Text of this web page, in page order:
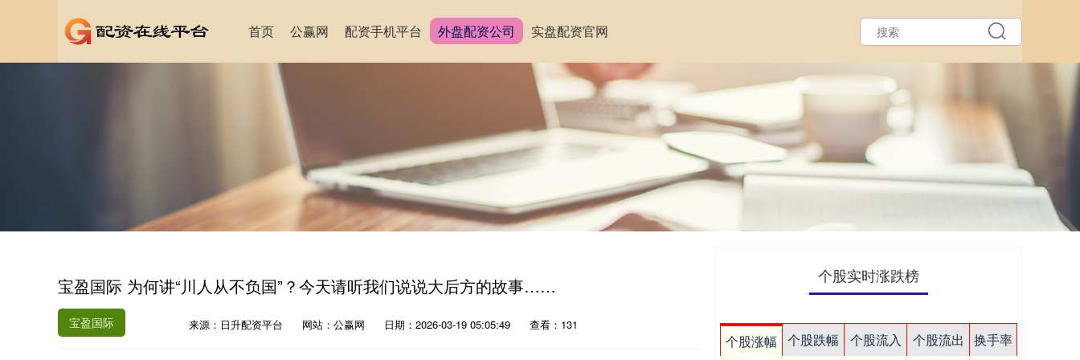
首页 公赢网 配资手机平台 外盘配资公司 实盘配资官网
宝盈国际 为何讲“川人从不负国”？今天请听我们说说大后方的故事……
宝盈国际 来源：日升配资平台 网站：公赢网 日期：2026-03-19 05:05:49 查看：131
个股实时涨跌榜
个股涨幅 个股跌幅 个股流入 个股流出
换手率